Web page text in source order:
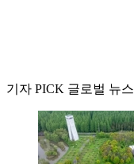
기자 PICK 글로벌 뉴스